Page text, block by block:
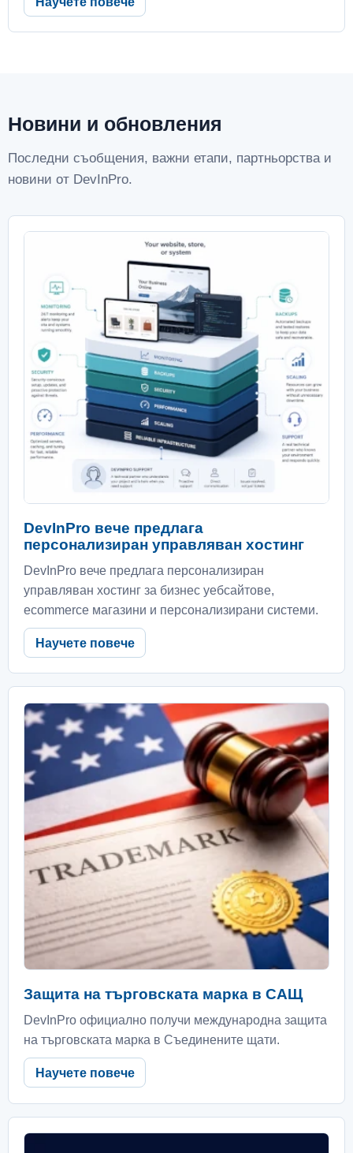
Новини и обновления
Последни съобщения, важни етапи, партньорства и
новини от DevInPro.
DevInPro вече предлага
персонализиран управляван хостинг
DevInPro вече предлага персонализиран
управляван хостинг за бизнес уебсайтове,
ecommerce магазини и персонализирани системи.
Научете повече
Защита на търговската марка в САЩ
DevInPro официално получи международна защита
на търговската марка в Съединените щати.
Научете повече